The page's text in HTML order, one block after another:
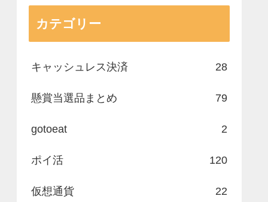
カテゴリー
キャッシュレス決済 28
懸賞当選品まとめ 79
gotoeat 2
ポイ活 120
仮想通貨 22